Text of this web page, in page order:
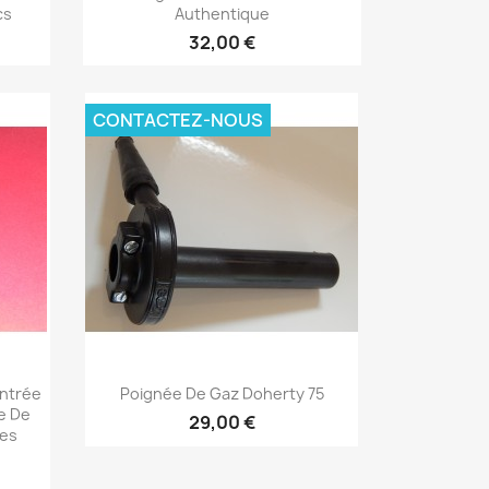
Authentique
32,00 €
De
Aperçu rapide
Poignée De Gaz Doherty 75
29,00 €
CONTACTEZ-NOUS